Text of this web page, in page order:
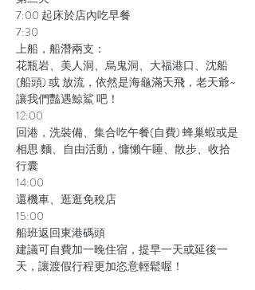
7:00 起床於店內吃早餐
7:30
上船，船潛兩支：
花瓶岩、美人洞、烏鬼洞、大福港口、沈船
(船頭) 或 放流，依然是海龜滿天飛，老天爺~
讓我們豔遇鯨鯊 吧！
12:00
回港，洗裝備、集合吃午餐(自費) 蜂巢蝦或是
相思 麵、自由活動，慵懶午睡、散步、收拾
行囊
14:00
還機車、逛逛免稅店
15:00
船班返回東港碼頭
建議可自費加一晚住宿，提早一天或延後一